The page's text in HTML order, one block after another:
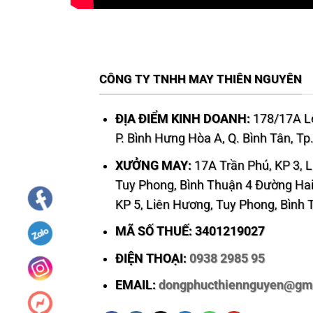
CÔNG TY TNHH MAY THIÊN NGUYÊN
ĐỊA ĐIỂM KINH DOANH: 178/17A
P. Bình Hưng Hòa A, Q. Bình Tân,
XƯỞNG MAY: 17A Trần Phú, KP 3,
Tuy Phong, Bình Thuận 4 Đường
KP 5, Liên Hương, Tuy Phong, Bình
MÃ SỐ THUẾ: 3401219027
ĐIỆN THOẠI: 0938 2985 95
EMAIL: